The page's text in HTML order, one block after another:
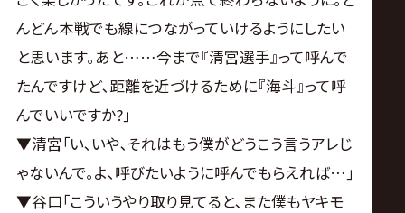
んどん本戦でも線につながっていけるようにしたい
と思います｡あと……今まで『清宮選手』って呼んで
たんですけど､距離を近づけるために『海斗』って呼
んでいいですか?｣
▼清宮｢い､いや､それはもう僕がどうこう言うアレじ
ゃないんで｡よ､呼びたいように呼んでもらえれば…｣
▼谷口｢こういうやり取り見てると､また僕もヤキモ